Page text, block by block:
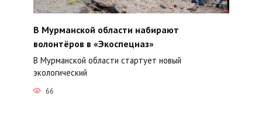
В Мурманской области набирают
волонтёров в «Экоспецназ»
В Мурманской области стартует новый
экологический
66